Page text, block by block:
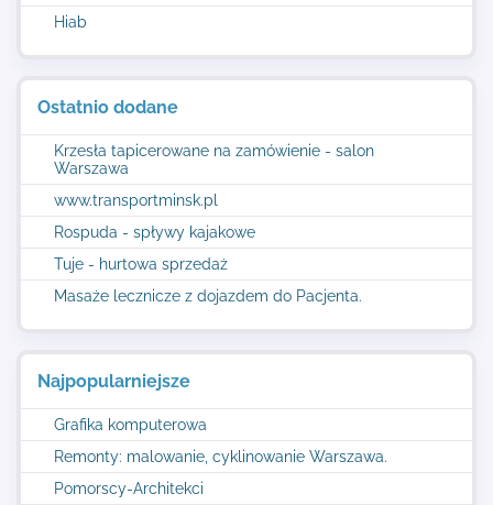
Hiab
Ostatnio dodane
Krzesła tapicerowane na zamówienie - salon
Warszawa
www.transportminsk.pl
Rospuda - spływy kajakowe
Tuje - hurtowa sprzedaż
Masaże lecznicze z dojazdem do Pacjenta.
Najpopularniejsze
Grafika komputerowa
Remonty: malowanie, cyklinowanie Warszawa.
Pomorscy-Architekci